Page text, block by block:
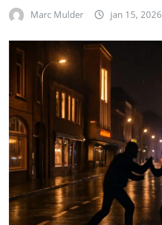
Marc Mulder jan 15, 2026